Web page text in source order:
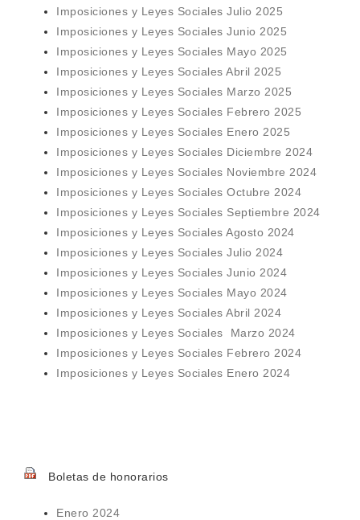
Imposiciones y Leyes Sociales Julio 2025
Imposiciones y Leyes Sociales Junio 2025
Imposiciones y Leyes Sociales Mayo 2025
Imposiciones y Leyes Sociales Abril 2025
Imposiciones y Leyes Sociales Marzo 2025
Imposiciones y Leyes Sociales Febrero 2025
Imposiciones y Leyes Sociales Enero 2025
Imposiciones y Leyes Sociales Diciembre 2024
Imposiciones y Leyes Sociales Noviembre 2024
Imposiciones y Leyes Sociales Octubre 2024
Imposiciones y Leyes Sociales Septiembre 2024
Imposiciones y Leyes Sociales Agosto 2024
Imposiciones y Leyes Sociales Julio 2024
Imposiciones y Leyes Sociales Junio 2024
Imposiciones y Leyes Sociales Mayo 2024
Imposiciones y Leyes Sociales Abril 2024
Imposiciones y Leyes Sociales Marzo 2024
Imposiciones y Leyes Sociales Febrero 2024
Imposiciones y Leyes Sociales Enero 2024
Boletas de honorarios
Enero 2024